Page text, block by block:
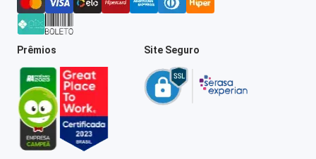
Prêmios Site Seguro